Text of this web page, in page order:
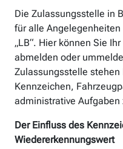
Die Zulassungsstelle in
für alle
„LB“. Hier können Sie
abmelden oder
Zulassungsstelle stehen
Kennzeichen,
administrative Aufgaben
Der Einfluss des
Wiedererkennungswert